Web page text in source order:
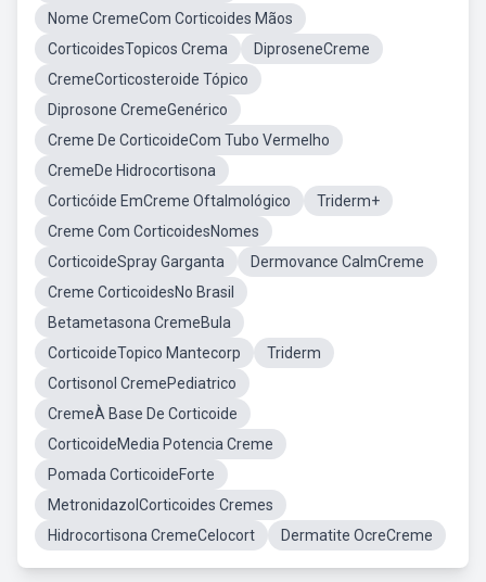
Nome CremeCom Corticoides Mãos
CorticoidesTopicos Crema
DiproseneCreme
CremeCorticosteroide Tópico
Diprosone CremeGenérico
Creme De CorticoideCom Tubo Vermelho
CremeDe Hidrocortisona
Corticóide EmCreme Oftalmológico
Triderm+
Creme Com CorticoidesNomes
CorticoideSpray Garganta
Dermovance CalmCreme
Creme CorticoidesNo Brasil
Betametasona CremeBula
CorticoideTopico Mantecorp
Triderm
Cortisonol CremePediatrico
CremeÀ Base De Corticoide
CorticoideMedia Potencia Creme
Pomada CorticoideForte
MetronidazolCorticoides Cremes
Hidrocortisona CremeCelocort
Dermatite OcreCreme